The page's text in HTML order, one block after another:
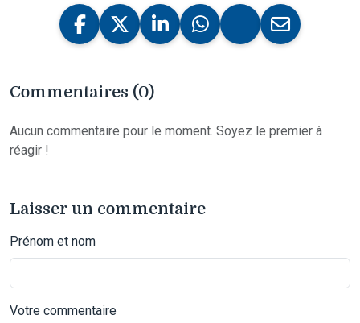
Commentaires (0)
Aucun commentaire pour le moment. Soyez le premier à
réagir !
Laisser un commentaire
Prénom et nom
Votre commentaire